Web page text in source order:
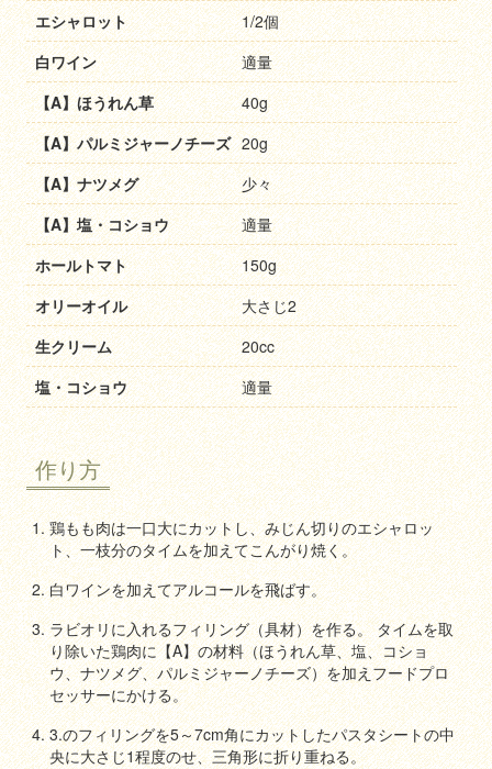
エシャロット
1/2個
白ワイン
適量
【A】ほうれん草
40g
【A】パルミジャーノチーズ 20g
【A】ナツメグ
少々
【A】塩・コショウ
適量
ホールトマト
150g
オリーオイル
大さじ2
生クリーム
20cc
塩・コショウ
適量
作り方
鶏もも肉は一口大にカットし、みじん切りのエシャロッ
ト、一枝分のタイムを加えてこんがり焼く。
白ワインを加えてアルコールを飛ばす。
ラビオリに入れるフィリング（具材）を作る。 タイムを取
り除いた鶏肉に【A】の材料（ほうれん草、塩、コショ
ウ、ナツメグ、パルミジャーノチーズ）を加えフードプロ
セッサーにかける。
3.のフィリングを5～7cm角にカットしたパスタシートの中
央に大さじ1程度のせ、三角形に折り重ねる。